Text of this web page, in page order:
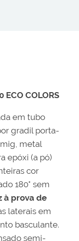
ECO COLORS
em tubo
gradil porta-
metal
epóxi (a pó)
cor
180° sem
à prova de
laterais em
basculante.
semi-